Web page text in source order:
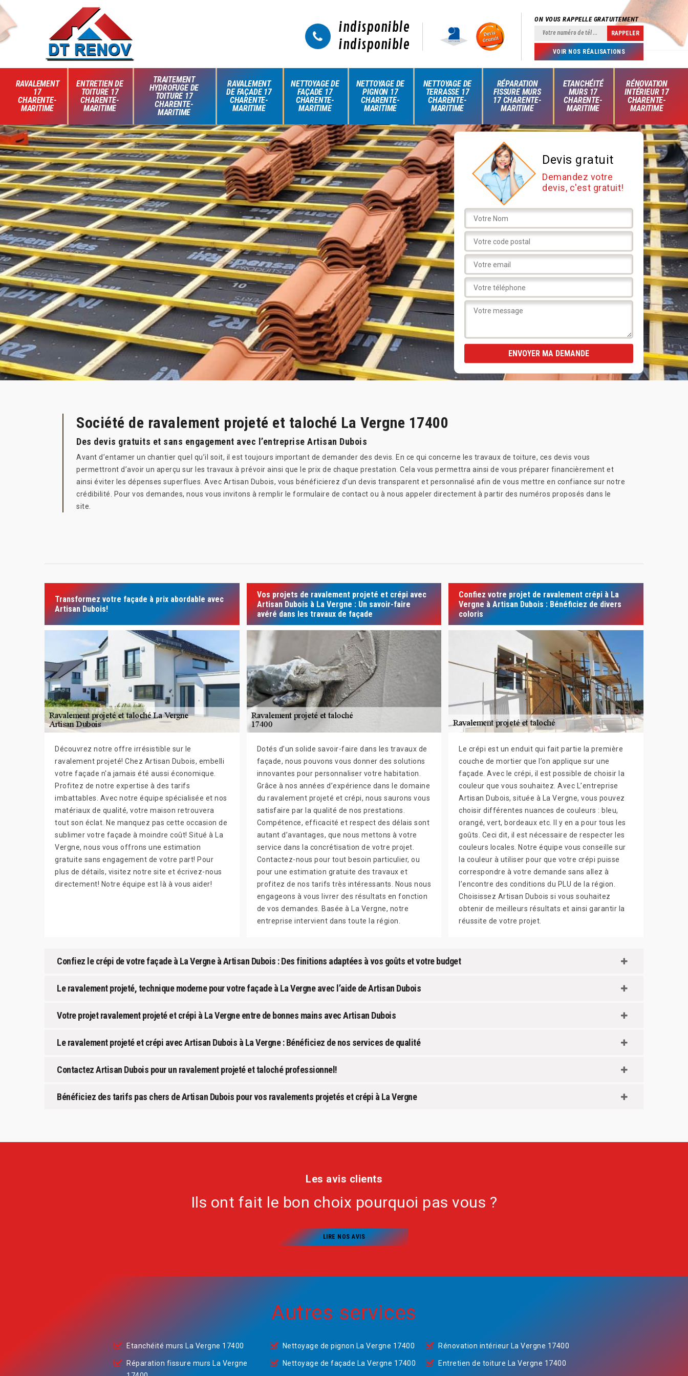
indisponible
indisponible
ON VOUS RAPPELLE GRATUITEMENT
VOIR NOS RÉALISATIONS
RAVALEMENT
17
CHARENTE-
MARITIME
ENTRETIEN DE
TOITURE 17
CHARENTE-
MARITIME
TRAITEMENT
HYDROFUGE DE
TOITURE 17
CHARENTE-
MARITIME
RAVALEMENT
DE FAÇADE 17
CHARENTE-
MARITIME
NETTOYAGE DE
FAÇADE 17
CHARENTE-
MARITIME
NETTOYAGE DE
PIGNON 17
CHARENTE-
MARITIME
NETTOYAGE DE
TERRASSE 17
CHARENTE-
MARITIME
RÉPARATION
FISSURE MURS
17 CHARENTE-
MARITIME
ETANCHÉITÉ
MURS 17
CHARENTE-
MARITIME
RÉNOVATION
INTÉRIEUR 17
CHARENTE-
MARITIME
Devis gratuit
Demandez votre
devis, c'est gratuit!
Société de ravalement projeté et taloché La Vergne 17400
Des devis gratuits et sans engagement avec l’entreprise Artisan Dubois
Avant d’entamer un chantier quel qu’il soit, il est toujours important de demander des devis. En ce qui concerne les travaux de toiture, ces devis vous
permettront d’avoir un aperçu sur les travaux à prévoir ainsi que le prix de chaque prestation. Cela vous permettra ainsi de vous préparer financièrement et
ainsi éviter les dépenses superflues. Avec Artisan Dubois, vous bénéficierez d’un devis transparent et personnalisé afin de vous mettre en confiance sur notre
crédibilité. Pour vos demandes, nous vous invitons à remplir le formulaire de contact ou à nous appeler directement à partir des numéros proposés dans le
site.
Transformez votre façade à prix abordable avec
Artisan Dubois!
Découvrez notre offre irrésistible sur le
ravalement projeté! Chez Artisan Dubois, embelli
votre façade n'a jamais été aussi économique.
Profitez de notre expertise à des tarifs
imbattables. Avec notre équipe spécialisée et nos
matériaux de qualité, votre maison retrouvera
tout son éclat. Ne manquez pas cette occasion de
sublimer votre façade à moindre coût! Situé à La
Vergne, nous vous offrons une estimation
gratuite sans engagement de votre part! Pour
plus de détails, visitez notre site et écrivez-nous
directement! Notre équipe est là à vous aider!
Vos projets de ravalement projeté et crépi avec
Artisan Dubois à La Vergne : Un savoir-faire
avéré dans les travaux de façade
Dotés d’un solide savoir-faire dans les travaux de
façade, nous pouvons vous donner des solutions
innovantes pour personnaliser votre habitation.
Grâce à nos années d’expérience dans le domaine
du ravalement projeté et crépi, nous saurons vous
satisfaire par la qualité de nos prestations.
Compétence, efficacité et respect des délais sont
autant d’avantages, que nous mettons à votre
service dans la concrétisation de votre projet.
Contactez-nous pour tout besoin particulier, ou
pour une estimation gratuite des travaux et
profitez de nos tarifs très intéressants. Nous nous
engageons à vous livrer des résultats en fonction
de vos demandes. Basée à La Vergne, notre
entreprise intervient dans toute la région.
Confiez votre projet de ravalement crépi à La
Vergne à Artisan Dubois : Bénéficiez de divers
coloris
Le crépi est un enduit qui fait partie la première
couche de mortier que l’on applique sur une
façade. Avec le crépi, il est possible de choisir la
couleur que vous souhaitez. Avec L’entreprise
Artisan Dubois, située à La Vergne, vous pouvez
choisir différentes nuances de couleurs : bleu,
orangé, vert, bordeaux etc. Il y en a pour tous les
goûts. Ceci dit, il est nécessaire de respecter les
couleurs locales. Notre équipe vous conseille sur
la couleur à utiliser pour que votre crépi puisse
correspondre à votre demande sans allez à
l’encontre des conditions du PLU de la région.
Choisissez Artisan Dubois si vous souhaitez
obtenir de meilleurs résultats et ainsi garantir la
réussite de votre projet.
Confiez le crépi de votre façade à La Vergne à Artisan Dubois : Des finitions adaptées à vos goûts et votre budget
Le ravalement projeté, technique moderne pour votre façade à La Vergne avec l’aide de Artisan Dubois
Votre projet ravalement projeté et crépi à La Vergne entre de bonnes mains avec Artisan Dubois
Le ravalement projeté et crépi avec Artisan Dubois à La Vergne : Bénéficiez de nos services de qualité
Contactez Artisan Dubois pour un ravalement projeté et taloché professionnel!
Bénéficiez des tarifs pas chers de Artisan Dubois pour vos ravalements projetés et crépi à La Vergne
Les avis clients
Ils ont fait le bon choix pourquoi pas vous ?
LIRE NOS AVIS
Autres services
Etanchéité murs La Vergne 17400
Réparation fissure murs La Vergne
Nettoyage de pignon La Vergne 17400
Nettoyage de façade La Vergne 17400
Rénovation intérieur La Vergne 17400
Entretien de toiture La Vergne 17400